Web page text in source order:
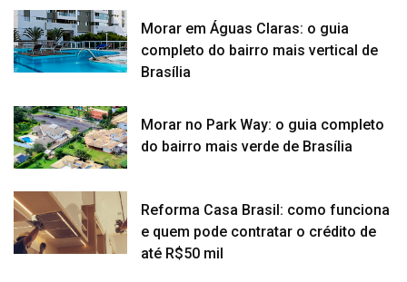
Morar em Águas Claras: o guia
completo do bairro mais vertical de
Brasília
Morar no Park Way: o guia completo
do bairro mais verde de Brasília
Reforma Casa Brasil: como funciona
e quem pode contratar o crédito de
até R$50 mil